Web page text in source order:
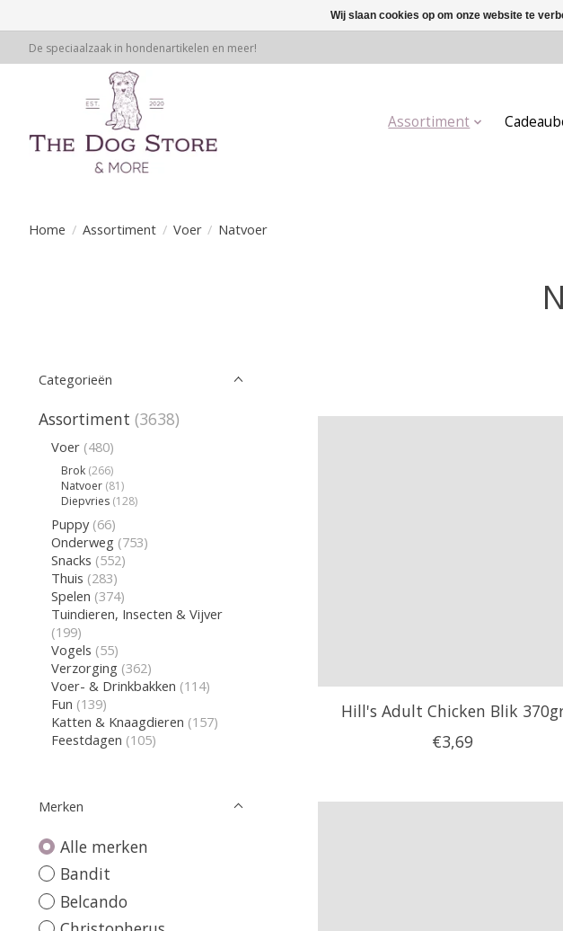
De speciaalzaak in hondenartikelen en meer!
Assortiment
Home / Assortiment / Voer / Natvoer
Categorieën
Assortiment (3638)
Voer (480)
Brok (266)
Natvoer (81)
Diepvries (128)
Puppy (66)
Onderweg (753)
Snacks (552)
Thuis (283)
Spelen (374)
Tuindieren, Insecten & Vijver
(199)
Vogels (55)
Verzorging (362)
Voer- & Drinkbakken (114)
Fun (139)
Katten & Knaagdieren (157)
Feestdagen (105)
Merken
Alle merken
Bandit
Belcando
Hill's Adult Chicken Blik
€3,69
Wij slaan cookies op om onze website te